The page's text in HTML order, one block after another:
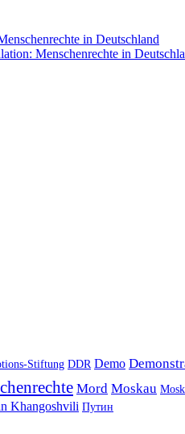
in Deutschland
Menschenrechte in
Stiftung DDR Demo
Mord Moskau
Khangoshvili Путин